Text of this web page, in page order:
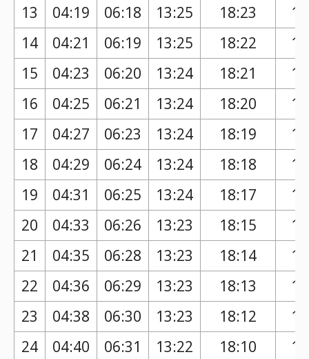
13 04:19 06:18 13:25 18:23
14
04:21 06:19 13:25 18:22
15
04:23 06:20 13:24 18:21
16
04:25 06:21 13:24 18:20
17
04:27 06:23 13:24 18:19
18
04:29 06:24 13:24 18:18
19
04:31 06:25 13:24 18:17
20
04:33 06:26 13:23 18:15
21
04:35 06:28 13:23 18:14
22
04:36 06:29 13:23 18:13
23
04:38 06:30 13:23 18:12
24
04:40 06:31 13:22 18:10